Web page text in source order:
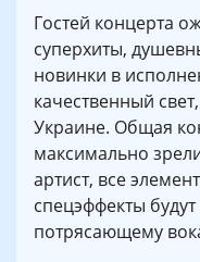
Гостей концерта
суперхиты,
новинки в
качественный
Украине. Общая
максимально
артист, все
спецэффекты
потрясающему